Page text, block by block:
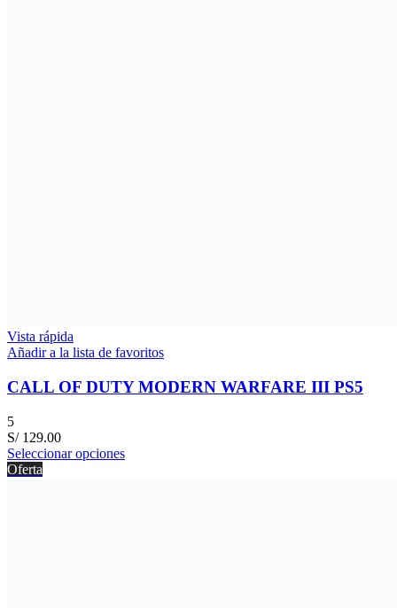
Vista rápida
Añadir a la lista de favoritos
CALL OF DUTY MODERN WARFARE III PS5
5
S/129.00
Seleccionar opciones
Oferta